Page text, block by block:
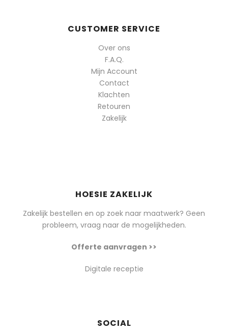
CUSTOMER SERVICE
Over ons
F.A.Q.
Mijn Account
Contact
Klachten
Retouren
Zakelijk
HOESIE ZAKELIJK
Zakelijk bestellen en op zoek naar maatwerk? Geen
probleem, vraag naar de mogelijkheden.
Offerte aanvragen >>
Digitale receptie
SOCIAL